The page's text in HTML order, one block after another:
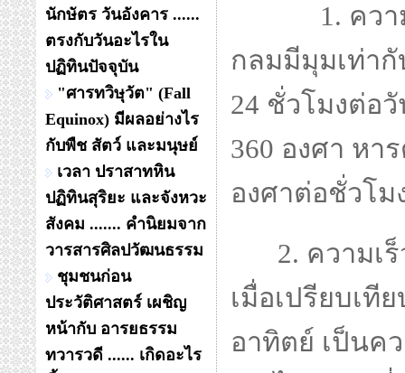
นักษัตร วันอังคาร ......
ตรงกับวันอะไรใน
ปฏิทินปัจจุบัน
"ศารทวิษุวัต" (Fall
Equinox) มีผลอย่างไร
กับพืช สัตว์ และมนุษย์
เวลา ปราสาทหิน
ปฏิทินสุริยะ และจังหวะ
สังคม ....... คำนิยมจาก
วารสารศิลปวัฒนธรรม
ชุมชนก่อน
ประวัติศาสตร์ เผชิญ
หน้ากับ อารยธรรม
ทวารวดี ...... เกิดอะไร
1. ความ
กลมมีมุมเท่ากั
24 ชั่วโมงต่อ
360 องศา หา
องศาต่อชั่วโม
2. ความเ
เมื่อเปรียบเที
อาทิตย์ เป็นค